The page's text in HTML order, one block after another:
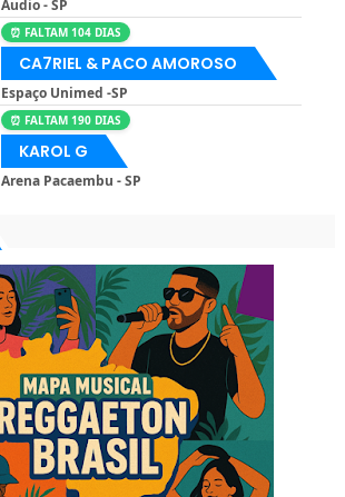
Audio - SP
⏰ FALTAM 104 DIAS
CA7RIEL & PACO AMOROSO
Espaço Unimed -SP
⏰ FALTAM 190 DIAS
KAROL G
Arena Pacaembu - SP